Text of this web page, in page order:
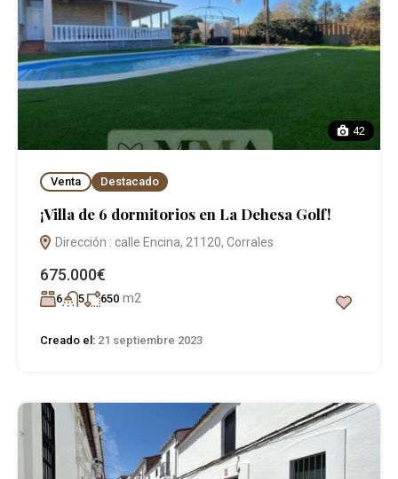
42
Venta Destacado
¡Villa de 6 dormitorios en La Dehesa Golf!
Dirección : calle Encina, 21120, Corrales
675.000€
6 5 650 m2
Creado el: 21 septiembre 2023